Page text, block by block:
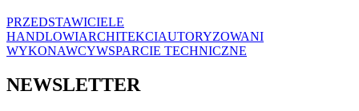
PRZEDSTAWICIELE
HANDLOWIARCHITEKCIAUTORYZOWANI
WYKONAWCYWSPARCIE TECHNICZNE
NEWSLETTER